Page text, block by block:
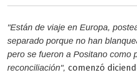
"Están de viaje en Europa,
separado porque no han
pero se fueron a Positano como
reconciliación", comenzó